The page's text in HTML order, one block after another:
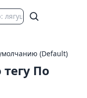
(Default)
По